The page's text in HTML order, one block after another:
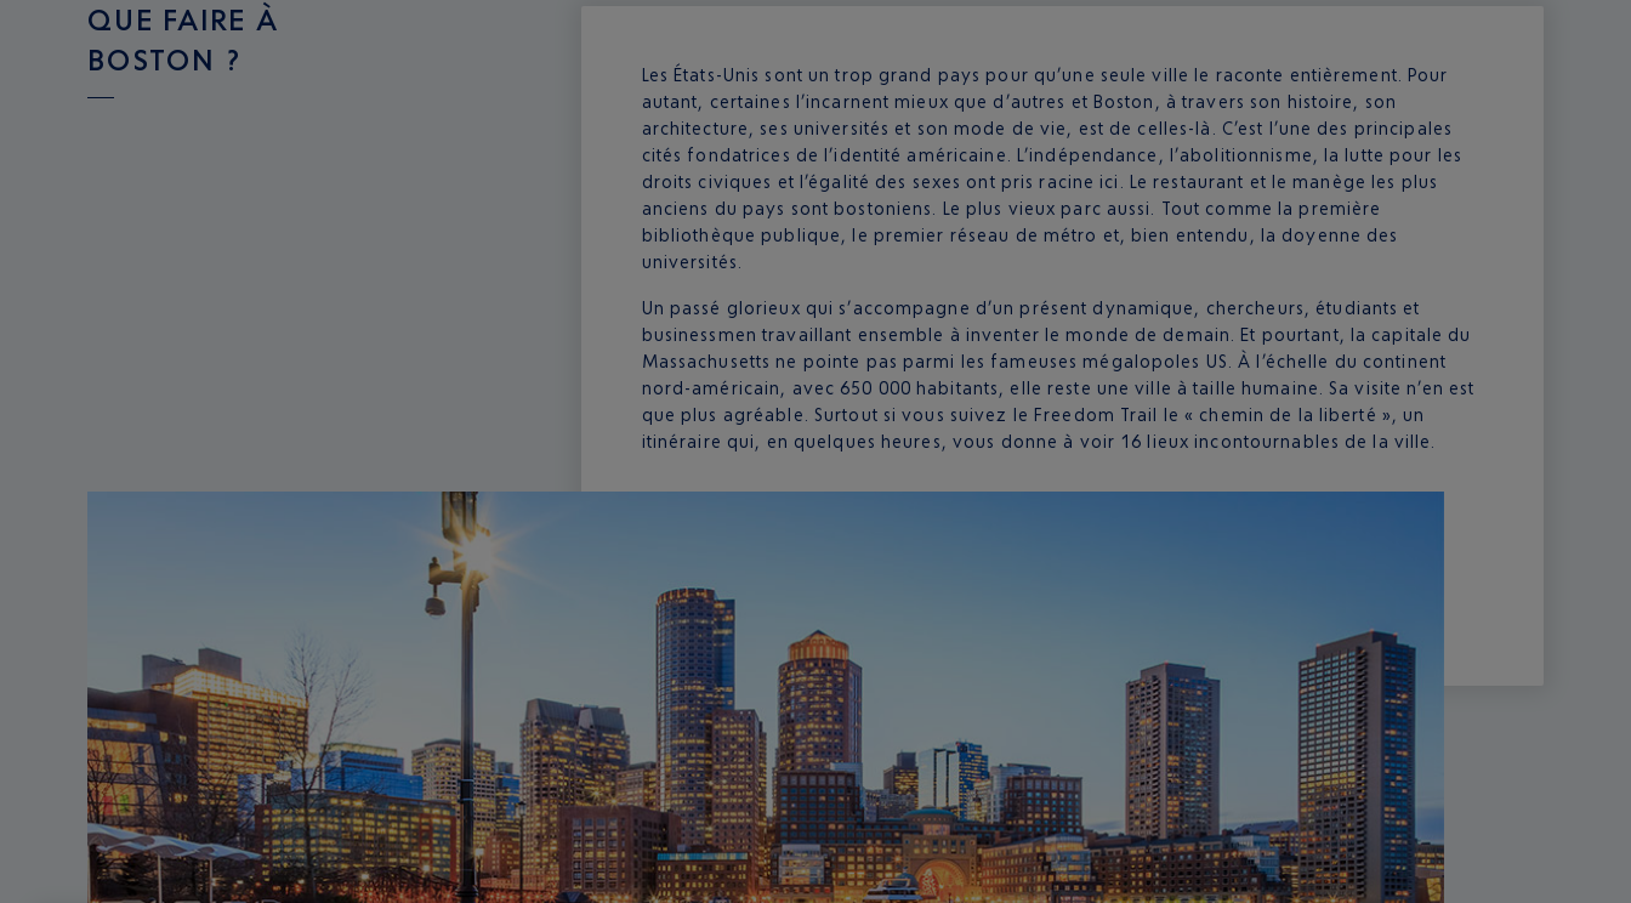
QUE FAIRE À
BOSTON ?
Les États-Unis sont un trop grand pays pour qu’une seule ville le raconte entièrement. Pour
autant, certaines l’incarnent mieux que d’autres et Boston, à travers son histoire, son
architecture, ses universités et son mode de vie, est de celles-là. C’est l’une des principales
cités fondatrices de l’identité américaine. L’indépendance, l’abolitionnisme, la lutte pour les
droits civiques et l’égalité des sexes ont pris racine ici. Le restaurant et le manège les plus
anciens du pays sont bostoniens. Le plus vieux parc aussi. Tout comme la première
bibliothèque publique, le premier réseau de métro et, bien entendu, la doyenne des
universités.
Un passé glorieux qui s’accompagne d’un présent dynamique, chercheurs, étudiants et
businessmen travaillant ensemble à inventer le monde de demain. Et pourtant, la capitale du
Massachusetts ne pointe pas parmi les fameuses mégalopoles US. À l’échelle du continent
nord-américain, avec 650 000 habitants, elle reste une ville à taille humaine. Sa visite n’en est
que plus agréable. Surtout si vous suivez le Freedom Trail le « chemin de la liberté », un
itinéraire qui, en quelques heures, vous donne à voir 16 lieux incontournables de la ville.